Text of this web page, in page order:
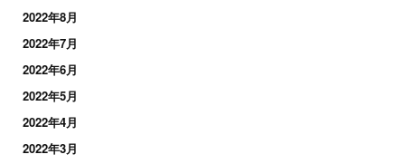
2022年8月
2022年7月
2022年6月
2022年5月
2022年4月
2022年3月